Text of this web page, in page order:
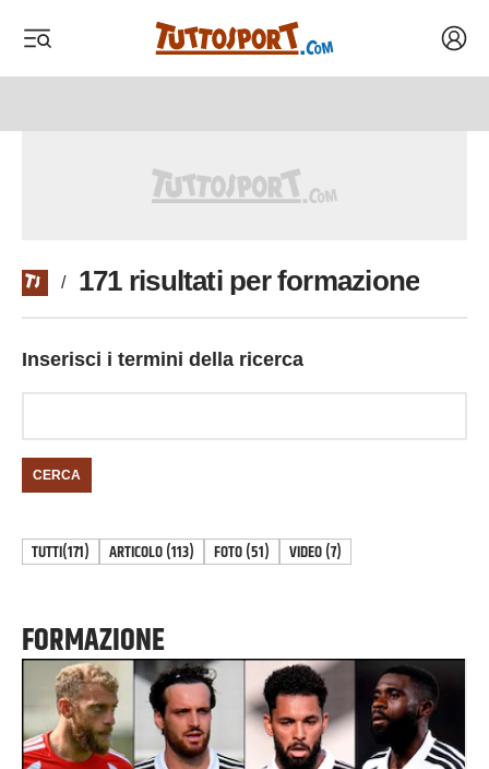
/ 171 risultati per formazione
Inserisci i termini della ricerca
CERCA
TUTTI(171) ARTICOLO(113) FOTO(51) VIDEO(7)
FORMAZIONE